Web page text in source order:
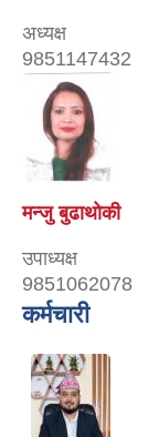
अध्यक्ष
9851147432
मन्जु बुढाथोकी
उपाध्यक्ष
9851062078
कर्मचारी